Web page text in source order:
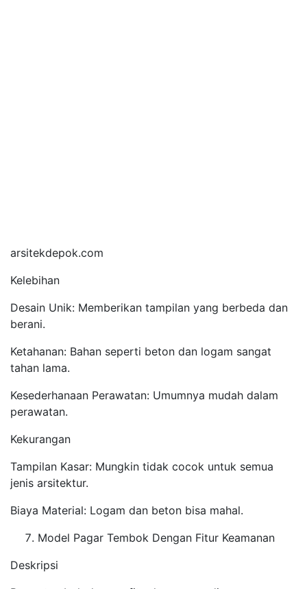
arsitekdepok.com
Kelebihan
Desain Unik: Memberikan tampilan yang berbeda dan
berani.
Ketahanan: Bahan seperti beton dan logam sangat
tahan lama.
Kesederhanaan Perawatan: Umumnya mudah dalam
perawatan.
Kekurangan
Tampilan Kasar: Mungkin tidak cocok untuk semua
jenis arsitektur.
Biaya Material: Logam dan beton bisa mahal.
Model Pagar Tembok Dengan Fitur Keamanan
Deskripsi